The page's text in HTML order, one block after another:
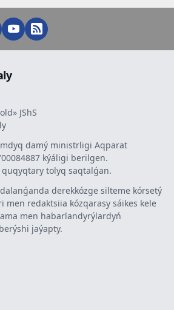
JShS
damý ministrligi Aqparat
kýáligi berilgen.
tolyq saqtalǵan.
derekkózge silteme kórsetý
redaktsiia kózqarasy sáikes kele
men habarlandyrýlardyń
jaýapty.